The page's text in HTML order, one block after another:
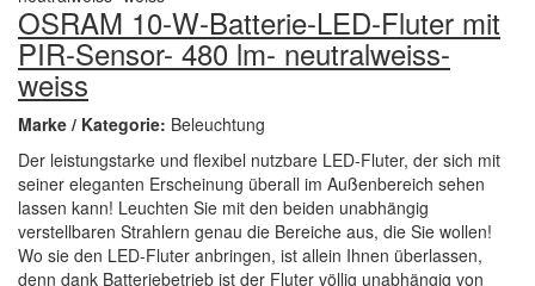
OSRAM 10-W-Batterie-LED-Fluter mit
PIR-Sensor- 480 lm- neutralweiss-
weiss
Marke / Kategorie: Beleuchtung
Der leistungstarke und flexibel nutzbare LED-Fluter, der sich mit
seiner eleganten Erscheinung überall im Außenbereich sehen
lassen kann! Leuchten Sie mit den beiden unabhängig
verstellbaren Strahlern genau die Bereiche aus, die Sie wollen!
Wo sie den LED-Fluter anbringen, ist allein Ihnen überlassen,
denn dank Batteriebetrieb ist der Fluter völlig unabhängig von